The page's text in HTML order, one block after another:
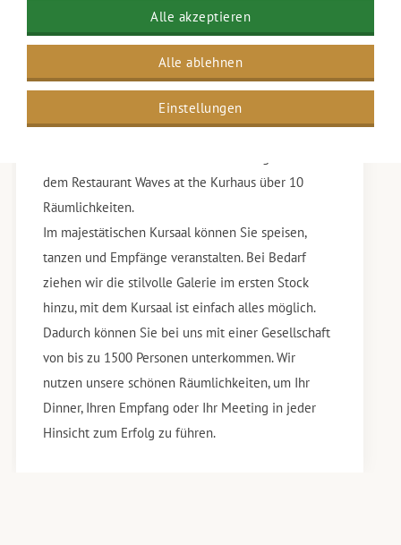
Multifunktionale
Räumlichkeiten
dem Restaurant Waves at the Kurhaus über 10
Räumlichkeiten.
Im majestätischen Kursaal können Sie speisen,
tanzen und Empfänge veranstalten. Bei Bedarf
ziehen wir die stilvolle Galerie im ersten Stock
hinzu, mit dem Kursaal ist einfach alles möglich.
Dadurch können Sie bei uns mit einer Gesellschaft
von bis zu 1500 Personen unterkommen. Wir
nutzen unsere schönen Räumlichkeiten, um Ihr
Dinner, Ihren Empfang oder Ihr Meeting in jeder
Hinsicht zum Erfolg zu führen.
Alle akzeptieren
Alle ablehnen
Einstellungen